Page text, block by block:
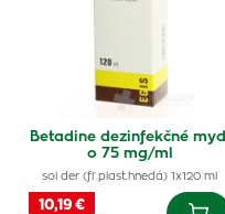
Betadine dezinfekčné mydl
o 75 mg/ml
sol der (fľ.plast.hnedá) 1x120 ml
10,19 €